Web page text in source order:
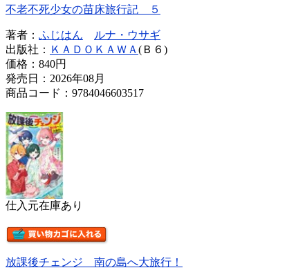
不老不死少女の苗床旅行記 ５
著者： ふじはん
ルナ・ウサギ
出版社： ＫＡＤＯＫＡＷＡ (Ｂ６)
価格： 840円
発売日：2026年08月
商品コード：9784046603517
仕入元在庫あり
放課後チェンジ 南の島へ大旅行！